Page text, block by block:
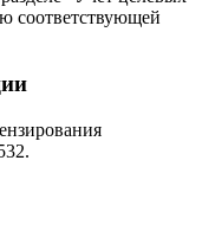
соответствующей